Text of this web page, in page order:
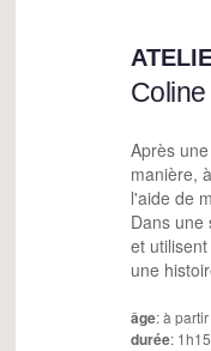
Après
manière,
l'aide de
Dans une
et
une
âge: à
durée: